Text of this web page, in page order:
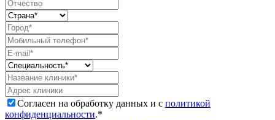
Согласен на обработку данных и с политикой
конфиденциальности.*